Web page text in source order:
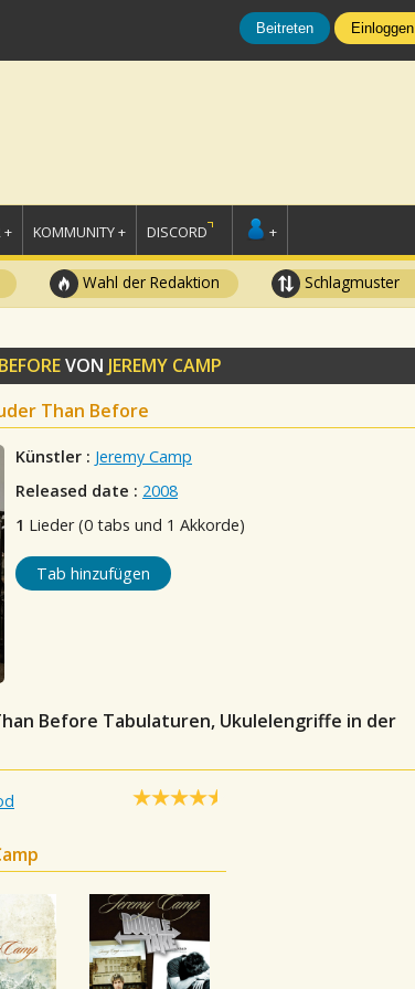
Beitreten Einloggen
+ KOMMUNITY + DISCORD +
Wahl der Redaktion Schlagmuster
VON JEREMY CAMP
Than Before
Künstler : Jeremy Camp
Released date : 2008
1 Lieder (0 tabs und 1 Akkorde)
Tab hinzufügen
Before Tabulaturen, Ukulelengriffe in der